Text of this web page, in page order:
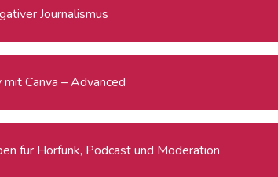
Journalismus
mit Canva – Advanced
für Hörfunk, Podcast und Moderation